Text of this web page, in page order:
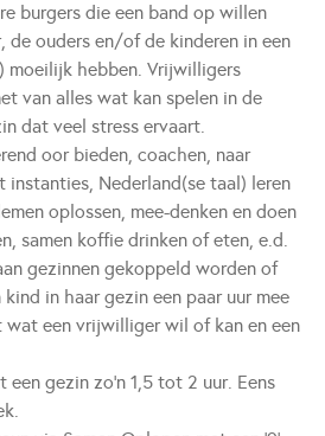
burgers die een band op willen
de ouders en/of de kinderen in een
hebben. Vrijwilligers
van alles wat kan spelen in de
dat veel stress ervaart.
oor bieden, coachen, naar
instanties, Nederland(se taal) leren
oplossen, mee-denken en doen
samen koffie drinken of eten, e.d.
gezinnen gekoppeld worden of
in haar gezin een paar uur mee
wat een vrijwilliger wil of kan en een
gezin zo'n 1,5 tot 2 uur. Eens